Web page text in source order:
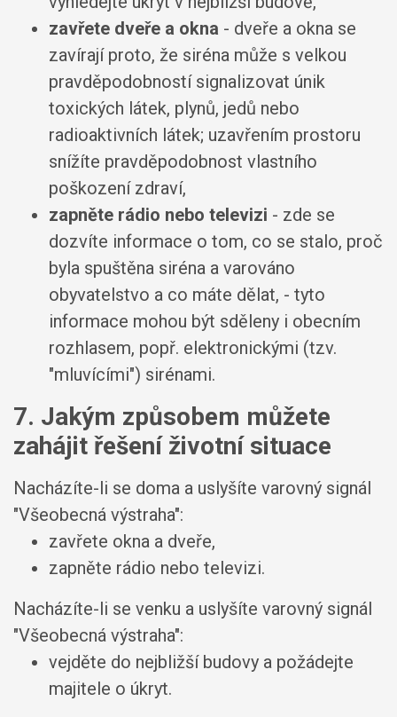
zavřete dveře a okna - dveře a okna se
zavírají proto, že siréna může s velkou
pravděpodobností signalizovat únik
toxických látek, plynů, jedů nebo
radioaktivních látek; uzavřením prostoru
snížíte pravděpodobnost vlastního
poškození zdraví,
zapněte rádio nebo televizi - zde se
dozvíte informace o tom, co se stalo, proč
byla spuštěna siréna a varováno
obyvatelstvo a co máte dělat, - tyto
informace mohou být sděleny i obecním
rozhlasem, popř. elektronickými (tzv.
"mluvícími") sirénami.
7. Jakým způsobem můžete
zahájit řešení životní situace
Nacházíte-li se doma a uslyšíte varovný signál
"Všeobecná výstraha":
zavřete okna a dveře,
zapněte rádio nebo televizi.
Nacházíte-li se venku a uslyšíte varovný signál
"Všeobecná výstraha":
vejděte do nejbližší budovy a požádejte
majitele o úkryt.